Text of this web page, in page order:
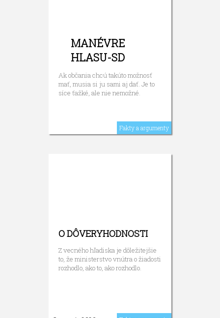
MANÉVRE
HLASU-SD
Ak občania chcú takúto možnosť
mať, musia si ju sami aj dať. Je to
síce ťažké, ale nie nemožné.
Fakty a argumenty
O DÔVERYHODNOSTI
Z vecného hľadiska je dôležitejšie
to, že ministerstvo vnútra o žiadosti
rozhodlo, ako to, ako rozhodlo.